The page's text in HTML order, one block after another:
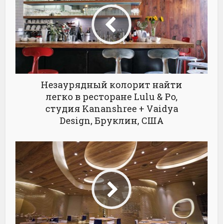
Незаурядный колорит найти
легко в ресторане Lulu & Po,
студия Kananshree + Vaidya
Design, Бруклин, США